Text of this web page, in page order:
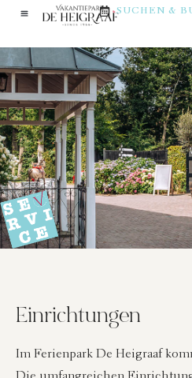
SUCHEN &
Einrichtungen
Im Ferienpark De Heigraaf